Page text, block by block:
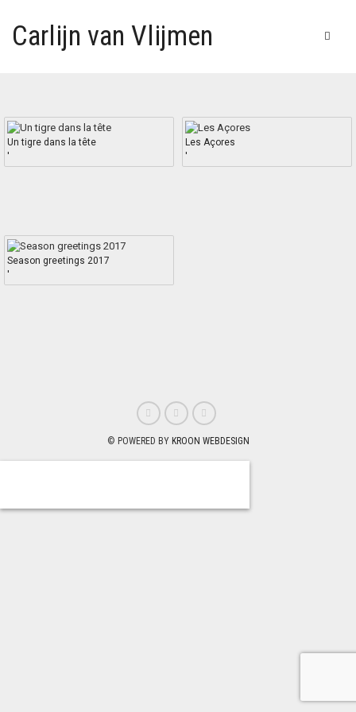
Carlijn van Vlijmen
Un tigre dans la tête
'
Les Açores
'
Season greetings 2017
'
© POWERED BY KROON WEBDESIGN